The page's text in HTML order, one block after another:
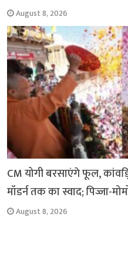
August 8, 2026
CM योगी बरसाएंगे फूल,
मॉडर्न तक का स्वाद; पिज्जा-
August 8, 2026